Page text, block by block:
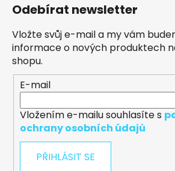
Odebírat newsletter
Vložte svůj e-mail a my vám
informace o nových produktech
shopu.
E-mail
Vložením e-mailu souhlasíte s
ochrany osobních údajů
PŘIHLÁSIT SE